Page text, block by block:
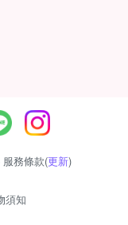
務條款(更新)
須知